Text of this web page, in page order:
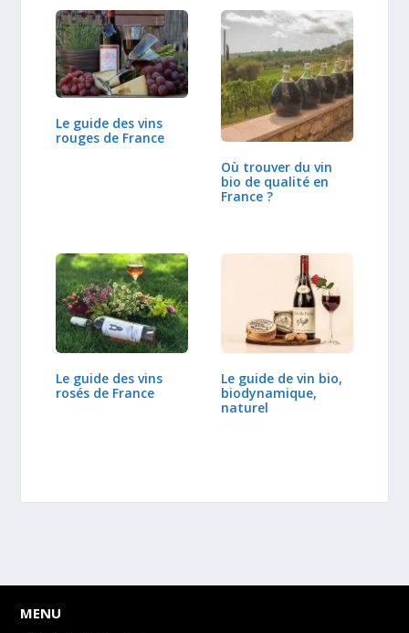
Le guide des vins
rouges de France
Où trouver du vin
bio de qualité en
France ?
Le guide des vins
rosés de France
Le guide de vin bio,
biodynamique,
naturel
MENU